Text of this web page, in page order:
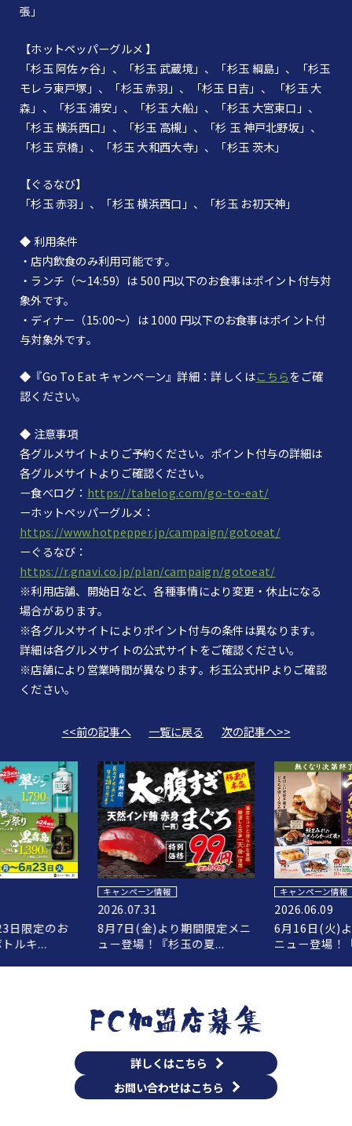
張」
【ホットペッパーグルメ 】
「杉玉 阿佐ヶ谷」、「杉玉 武蔵境」、「杉玉 綱島」、「杉玉
モレラ東戸塚」、「杉玉 赤羽」、「杉玉 日吉」、 「杉玉 大
森」、「杉玉 浦安」、「杉玉 大船」、「杉玉 大宮東口」、
「杉玉 横浜西口」、「杉玉 高槻」、「杉 玉 神戸北野坂」、
「杉玉 京橋」、「杉玉 大和西大寺」、「杉玉 茨木」
【ぐるなび】
「杉玉 赤羽」、「杉玉 横浜西口」、「杉玉 お初天神」
◆ 利用条件
・店内飲食のみ利用可能です。
・ランチ（～14:59）は 500 円以下のお食事はポイント付与対
象外です。
・ディナー（15:00～）は 1000 円以下のお食事はポイント付
与対象外です。
◆『Go To Eat キャンペーン』詳細：詳しくはこちらをご確
認ください。
◆ 注意事項
各グルメサイトよりご予約ください。ポイント付与の詳細は
各グルメサイトよりご確認ください。
ー食べログ： https://tabelog.com/go-to-eat/
ーホットペッパーグルメ：
https://www.hotpepper.jp/campaign/gotoeat/
ーぐるなび：
https://r.gnavi.co.jp/plan/campaign/gotoeat/
※利用店舗、開始日など、各種事情により変更・休止になる
場合があります。
※各グルメサイトによりポイント付与の条件は異なります。
詳細は各グルメサイトの公式サイトをご確認ください。
※店舗により営業時間が異なります。杉玉公式HPよりご確認
ください。
<<前の記事へ 一覧に戻る 次の記事へ>>
日限定のお
ルキ...
キャンペーン情報
2026.07.31
8月7日(金)より期間限定メニ
ュー登場！『杉玉の夏...
キャンペーン情報
2026.06.09
6月16日(火)
ニュー登場！
詳しくはこちら
お問い合わせはこちら